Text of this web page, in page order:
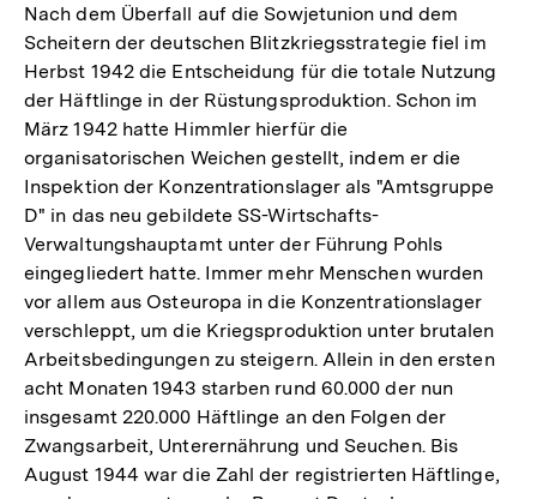
Nach dem Überfall auf die Sowjetunion und dem
Scheitern der deutschen Blitzkriegsstrategie fiel im
Herbst 1942 die Entscheidung für die totale Nutzung
der Häftlinge in der Rüstungsproduktion. Schon im
März 1942 hatte Himmler hierfür die
organisatorischen Weichen gestellt, indem er die
Inspektion der Konzentrationslager als "Amtsgruppe
D" in das neu gebildete SS-Wirtschafts-
Verwaltungshauptamt unter der Führung Pohls
eingegliedert hatte. Immer mehr Menschen wurden
vor allem aus Osteuropa in die Konzentrationslager
verschleppt, um die Kriegsproduktion unter brutalen
Arbeitsbedingungen zu steigern. Allein in den ersten
acht Monaten 1943 starben rund 60.000 der nun
insgesamt 220.000 Häftlinge an den Folgen der
Zwangsarbeit, Unterernährung und Seuchen. Bis
August 1944 war die Zahl der registrierten Häftlinge,